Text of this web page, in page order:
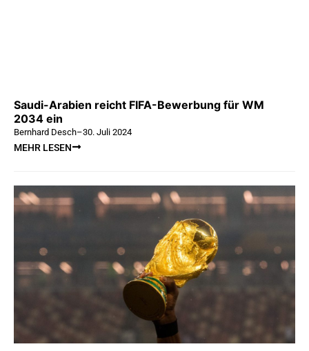
Saudi-Arabien reicht FIFA-Bewerbung für WM
2034 ein
Bernhard Desch–30. Juli 2024
MEHR LESEN